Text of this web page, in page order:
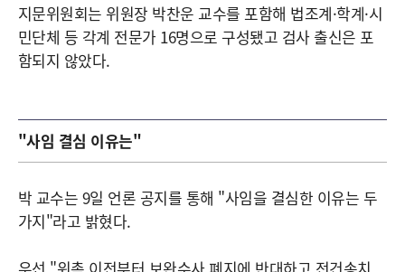
지문위원회는 위원장 박찬운 교수를 포함해 법조계·학계·시
민단체 등 각계 전문가 16명으로 구성됐고 검사 출신은 포
함되지 않았다.
"사임 결심 이유는"
박 교수는 9일 언론 공지를 통해 "사임을 결심한 이유는 두
가지"라고 밝혔다.